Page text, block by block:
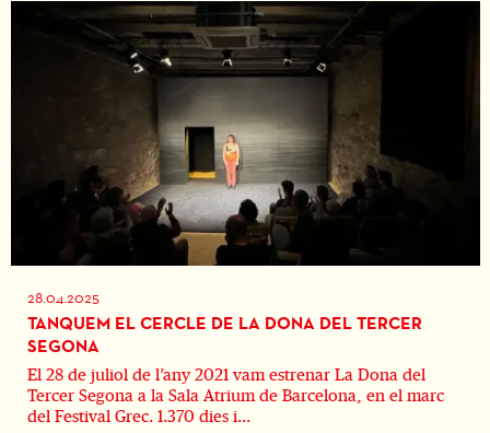
28.04.2025
TANQUEM EL CERCLE DE LA DONA DEL TERCER
SEGONA
El 28 de juliol de l’any 2021 vam estrenar La Dona del
Tercer Segona a la Sala Atrium de Barcelona, en el marc
del Festival Grec. 1.370 dies i...